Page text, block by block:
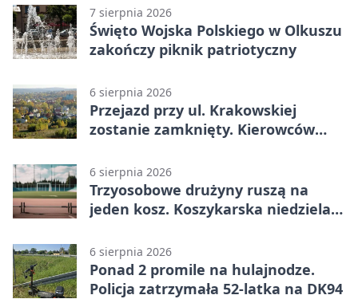
7 sierpnia 2026
Święto Wojska Polskiego w Olkuszu
zakończy piknik patriotyczny
6 sierpnia 2026
Przejazd przy ul. Krakowskiej
zostanie zamknięty. Kierowców
6 sierpnia 2026
Trzyosobowe drużyny ruszą na
jeden kosz. Koszykarska niedziela
6 sierpnia 2026
Ponad 2 promile na hulajnodze.
Policja zatrzymała 52-latka na DK94